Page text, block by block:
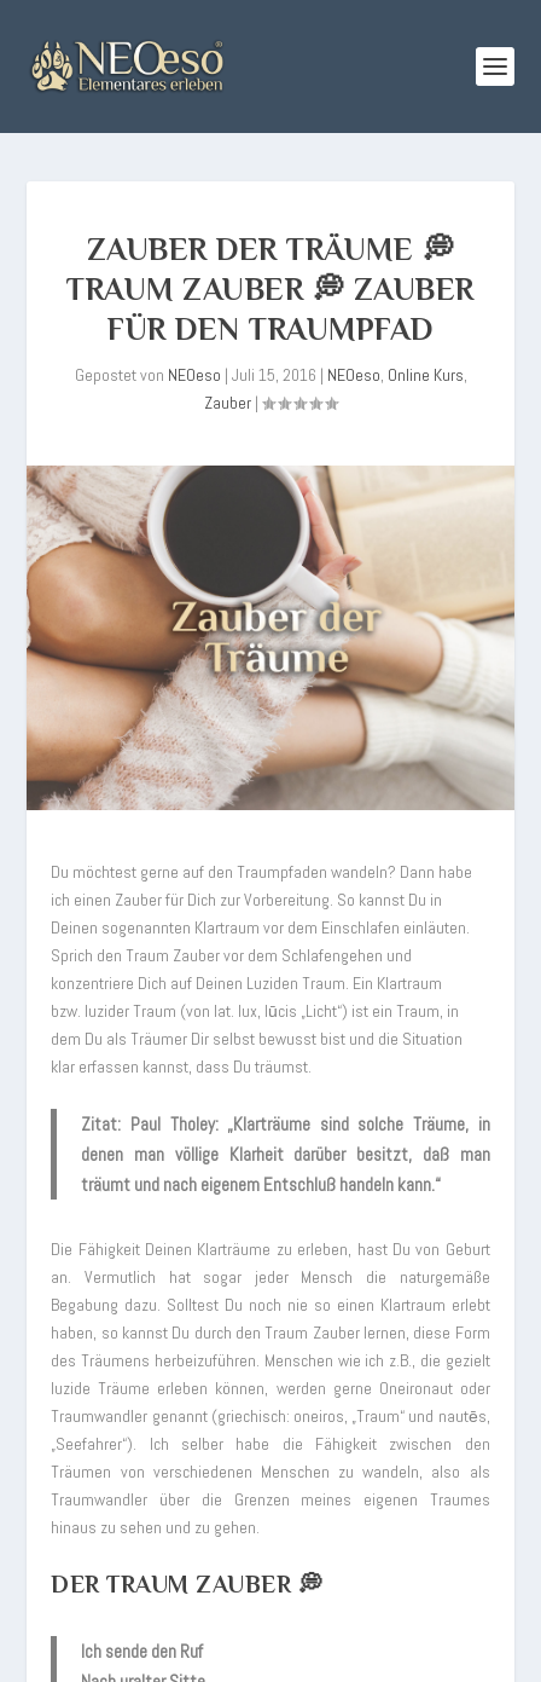
ZAUBER DER TRÄUME 💭
TRAUM ZAUBER 💭 ZAUBER
FÜR DEN TRAUMPFAD
Gepostet von NEOeso | Juli 15, 2016 | NEOeso, Online Kurs,
Zauber |
Du möchtest gerne auf den Traumpfaden wandeln? Dann habe
ich einen Zauber für Dich zur Vorbereitung. So kannst Du in
Deinen sogenannten Klartraum vor dem Einschlafen einläuten.
Sprich den Traum Zauber vor dem Schlafengehen und
konzentriere Dich auf Deinen Luziden Traum. Ein Klartraum
bzw. luzider Traum (von lat. lux, lūcis „Licht“) ist ein Traum, in
dem Du als Träumer Dir selbst bewusst bist und die Situation
klar erfassen kannst, dass Du träumst.
Zitat: Paul Tholey: „Klarträume sind solche Träume, in
denen man völlige Klarheit darüber besitzt, daß man
träumt und nach eigenem Entschluß handeln kann.“
Die Fähigkeit Deinen Klarträume zu erleben, hast Du von Geburt
an. Vermutlich hat sogar jeder Mensch die naturgemäße
Begabung dazu. Solltest Du noch nie so einen Klartraum erlebt
haben, so kannst Du durch den Traum Zauber lernen, diese Form
des Träumens herbeizuführen. Menschen wie ich z.B., die gezielt
luzide Träume erleben können, werden gerne Oneironaut oder
Traumwandler genannt (griechisch: oneiros, „Traum“ und nautēs,
„Seefahrer“). Ich selber habe die Fähigkeit zwischen den
Träumen von verschiedenen Menschen zu wandeln, also als
Traumwandler über die Grenzen meines eigenen Traumes
hinaus zu sehen und zu gehen.
DER TRAUM ZAUBER 💭
Ich sende den Ruf